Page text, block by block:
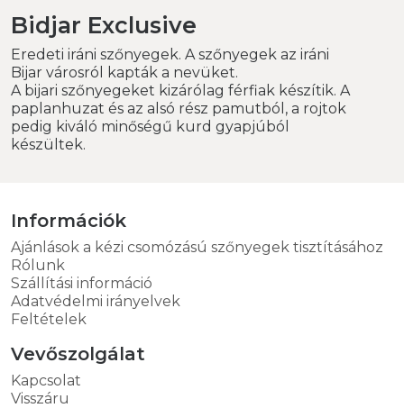
Bidjar Exclusive
Eredeti iráni szőnyegek. A szőnyegek az iráni
Bijar városról kapták a nevüket.
A bijari szőnyegeket kizárólag férfiak készítik. A
paplanhuzat és az alsó rész pamutból, a rojtok
pedig kiváló minőségű kurd gyapjúból
készültek.
Információk
Ajánlások a kézi csomózású szőnyegek tisztításához
Rólunk
Szállítási információ
Adatvédelmi irányelvek
Feltételek
Vevőszolgálat
Kapcsolat
Visszáru